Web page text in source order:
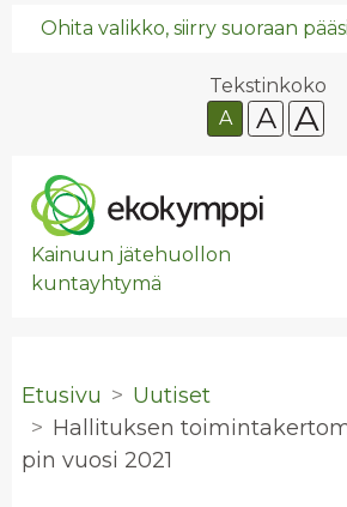
Ohita valikko, siirry suoraan
Tekstinkoko
A
A A
Kainuun jätehuollon
kuntayhtymä
Etusivu
Uutiset
Hal­li­tuk­sen
pin vuosi 2021